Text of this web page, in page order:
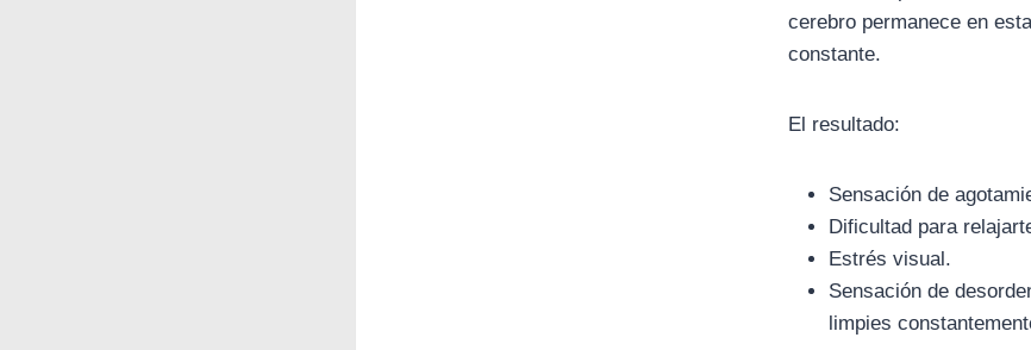
cerebro permanece en
constante.
El resultado:
Sensación de
Dificultad para
Estrés visual.
Sensación de
limpies